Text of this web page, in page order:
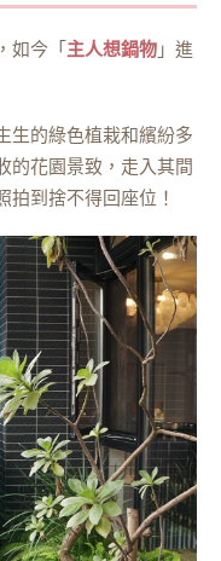
如今「主人想鍋物 」進
生的綠色植栽和繽紛多
的花園景致，走入其間
到捨不得回座位！